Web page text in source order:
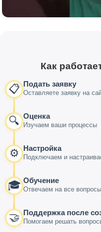
Как
📋 Подать заявку
Оставляете заявку на
🔍 Оценка
Изучаем ваши процессы
⚙️ Настройка
Подключаем и
🎓 Обучение
Отвечаем на все вопросы
🤝 Поддержка после
Помогаем решать